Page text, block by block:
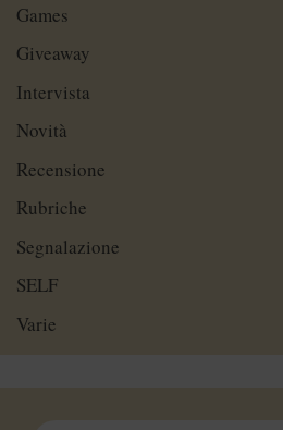
Games
Giveaway
Intervista
Novità
Recensione
Rubriche
Segnalazione
SELF
Varie